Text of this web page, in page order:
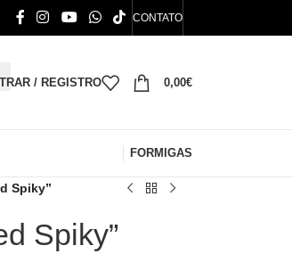
CONTATO
/ REGISTRO 0,00€
FORMIGAS
Spiky”
Spiky”